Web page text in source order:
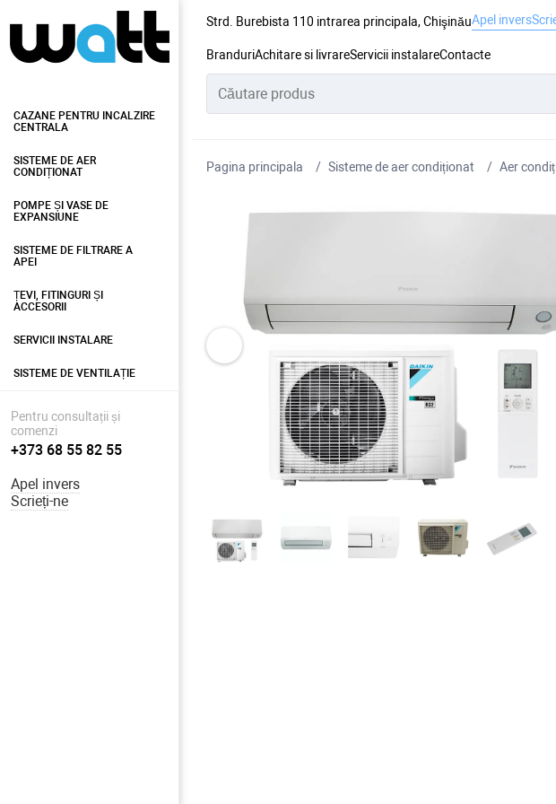
Strd. Burebista 110 intrarea principala, ChişinăuApel invers
BranduriAchitare si livrareServicii instalareContacte
CAZANE PENTRU INCALZIRE
CENTRALA
SISTEME DE AER
CONDIȚIONAT
POMPE ȘI VASE DE
EXPANSIUNE
SISTEME DE FILTRARE A
APEI
ȚEVI, FITINGURI ȘI
ACCESORII
SERVICII INSTALARE
SISTEME DE VENTILAȚIE
Pentru consultații și
comenzi
+373 68 55 82 55
Apel invers
Scrieți-ne
Pagina principala Sisteme de aer condiționat Aer